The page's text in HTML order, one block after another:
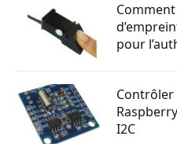
pour
Contrôler
I2C